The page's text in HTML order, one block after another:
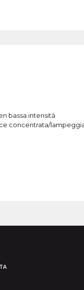
bassa intensità
concentrata/